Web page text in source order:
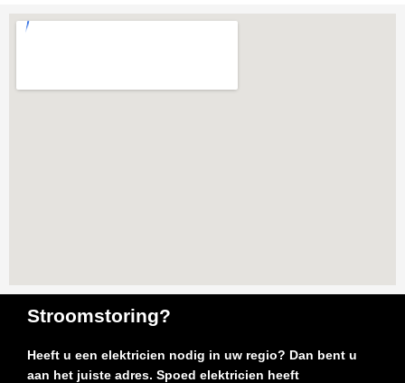
Stroomstoring?
Heeft u een elektricien nodig in uw regio? Dan bent u
aan het juiste adres. Spoed elektricien heeft